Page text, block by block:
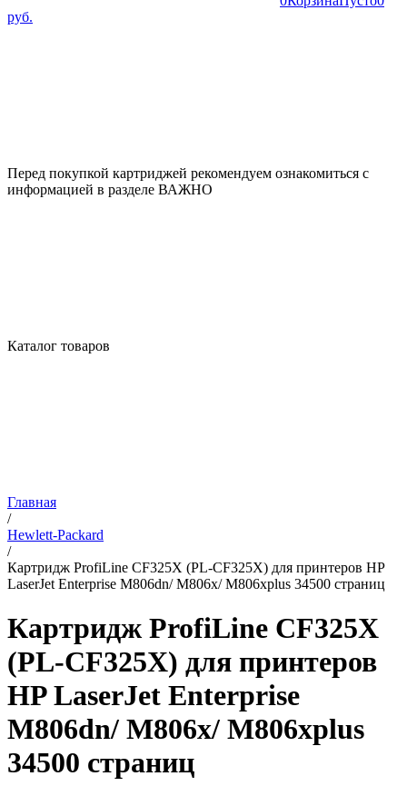
руб.
Перед покупкой картриджей рекомендуем ознакомиться с
информацией в разделе ВАЖНО
Каталог товаров
Главная
/
Hewlett-Packard
/
Картридж ProfiLine CF325X (PL-CF325X) для принтеров HP
LaserJet Enterprise M806dn/ M806x/ M806xplus 34500 страниц
Картридж ProfiLine CF325X
(PL-CF325X) для принтеров
HP LaserJet Enterprise
M806dn/ M806x/ M806xplus
34500 страниц